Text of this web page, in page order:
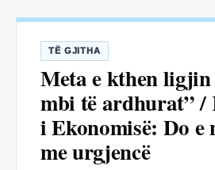
TË GJITHA
Meta e kthen
mbi të ardhurat” /
i Ekonomisë: Do
me urgjencë